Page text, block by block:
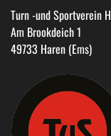
Turn -und Sportverein
Am Brookdeich 1
49733 Haren (Ems)